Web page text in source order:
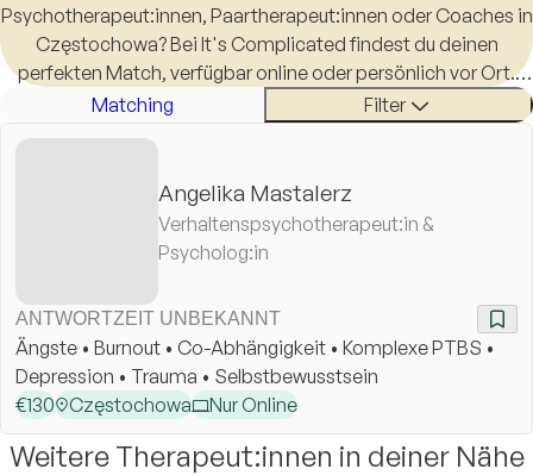
Psychotherapeut:innen, Paartherapeut:innen oder Coaches in
Częstochowa? Bei It's Complicated findest du deinen
perfekten Match, verfügbar online oder persönlich vor Ort.
Das Leben ist schon kompliziert genug, eine:n Therapeut:in in
Częstochowa zu finden sollte es nicht sein.
Matching Filter
Angelika Mastalerz
Verhaltenspsychotherapeut:in &
Psycholog:in
ANTWORTZEIT UNBEKANNT
Ängste • Burnout • Co-Abhängigkeit • Komplexe PTBS •
Depression • Trauma • Selbstbewusstsein
€130 Częstochowa Nur Online
Weitere Therapeut:innen in deiner Nähe